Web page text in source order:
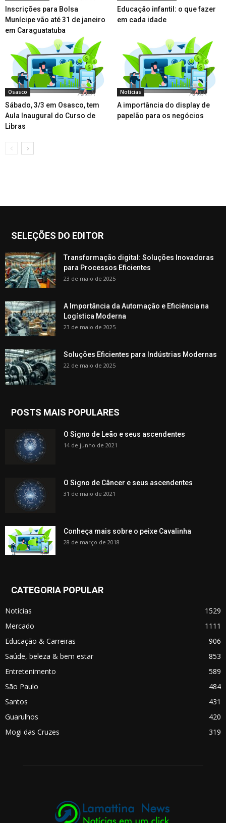
Inscrições para Bolsa
Munícipe vão até 31 de janeiro
em Caraguatatuba
Educação infantil: o que fazer
em cada idade
Osasco
Sábado, 3/3 em Osasco, tem
Aula Inaugural do Curso de
Libras
Notícias
A importância do display de
papelão para os negócios
SELEÇÕES DO EDITOR
Transformação digital: Soluções Inovadoras
para Processos Eficientes
23 de maio de 2025
A Importância da Automação e Eficiência na
Logística Moderna
23 de maio de 2025
Soluções Eficientes para Indústrias Modernas
22 de maio de 2025
POSTS MAIS POPULARES
O Signo de Leão e seus ascendentes
14 de junho de 2021
O Signo de Câncer e seus ascendentes
31 de maio de 2021
Conheça mais sobre o peixe Cavalinha
28 de março de 2018
CATEGORIA POPULAR
Notícias
1529
Mercado
1111
Educação & Carreiras
906
Saúde, beleza & bem estar
853
Entretenimento
589
São Paulo
484
Santos
431
Guarulhos
420
Mogi das Cruzes
319